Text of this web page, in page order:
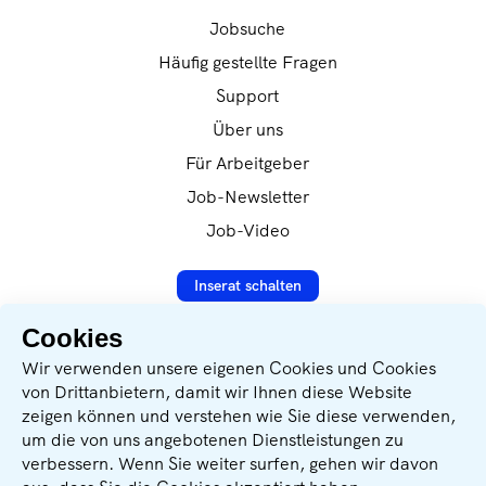
ausgeschriebene Stelle näher vor. Wir freuen
uns, dich kennen zu lernen.Deine
Ansprechpartnerin ist Tanja Gassner.
Jobsuche
Häufig gestellte Fragen
Support
Über uns
Für Arbeitgeber
Job-Newsletter
Job-Video
Inserat schalten
Datenverarbeitung nach
DSVGO-Verordnung
Sichere SSL-Verschlüsselung
Wir unterstützen: Geben für Leben
Cookies
Wir verwenden unsere eigenen Cookies und Cookies
von Drittanbietern, damit wir Ihnen diese Website
zeigen können und verstehen wie Sie diese verwenden,
um die von uns angebotenen Dienstleistungen zu
verbessern. Wenn Sie weiter surfen, gehen wir davon